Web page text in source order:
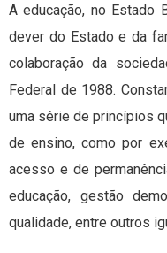
A educação, no Estado
dever do Estado e da
colaboração da
Federal de 1988.
uma série de princípios
de ensino, como por
acesso e de
educação, gestão
qualidade, entre outros